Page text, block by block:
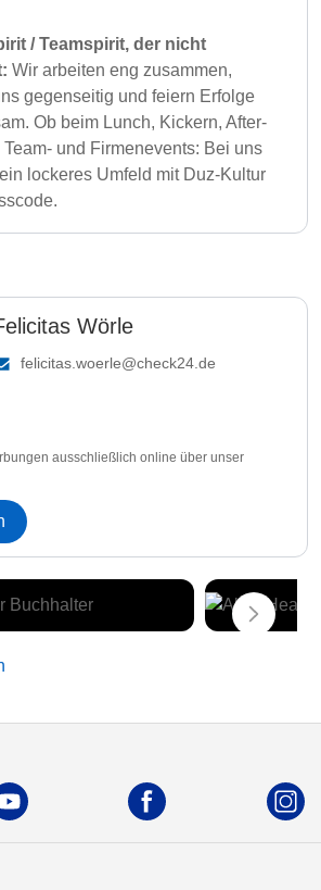
/ Teamspirit, der nicht
Wir arbeiten eng zusammen,
gegenseitig und feiern Erfolge
Ob beim Lunch, Kickern, After-
und Firmenevents: Bei uns
lockeres Umfeld mit Duz-Kultur
Wörle
felicitas.woerle@check24.de
ausschließlich online über unser